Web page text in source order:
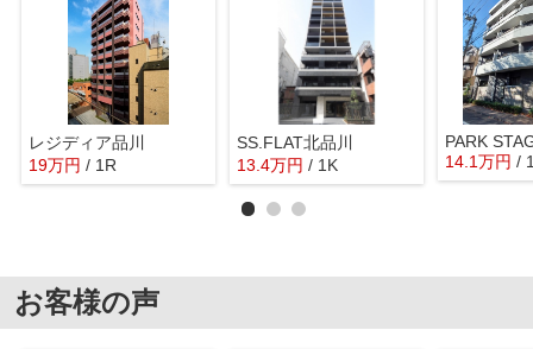
レジディア品川
19万円 / 1R
SS.FLAT北品川
13.4万円 / 1K
PARK
14.1万円 /
お客様の声